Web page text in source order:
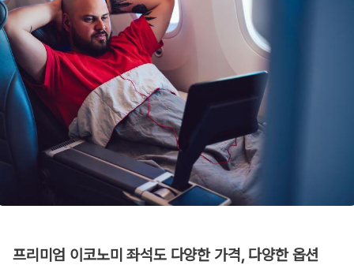
프리미엄 이코노미 좌석도 다양한 가격, 다양한 옵션